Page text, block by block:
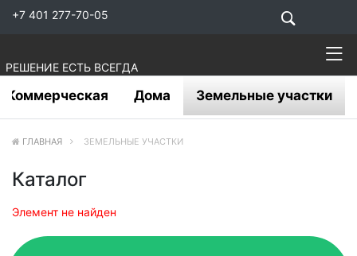
+7 401 277-70-05
РЕШЕНИЕ ЕСТЬ ВСЕГДА
Коммерческая Дома Земельные участки
ГЛАВНАЯ ЗЕМЕЛЬНЫЕ УЧАСТКИ
Каталог
Элемент не найден